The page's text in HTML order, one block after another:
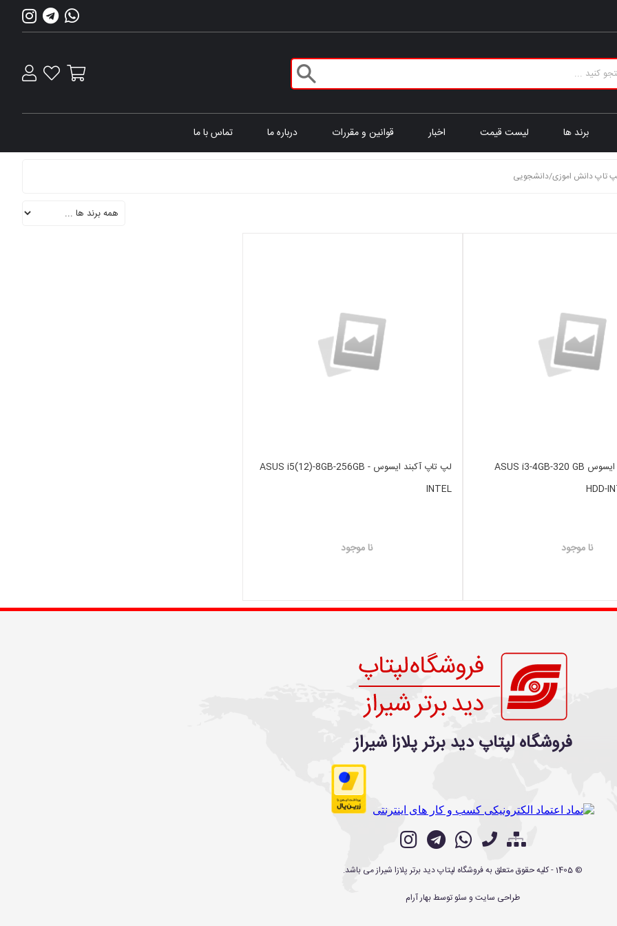
برند ها لیست قیمت اخبار قوانین و مقررات درباره ما تماس با ما
تاپ دانش اموزی/دانشجویی
لپ تاپ استوک ایسوس ASUS i3-4GB-320 GB
HDD-
نا موجود
لپ تاپ آکبند ایسوس ASUS i5(12)-8GB-256GB -
INTEL
نا موجود
فروشگاه لپتاپ دید برتر پلازا شیراز
©
1405- کلیه حقوق متعلق بهفروشگاه لپتاپ دید برتر پلازا شیرازمی باشد.
طراحی سایت و سئو توسطبهار آرام